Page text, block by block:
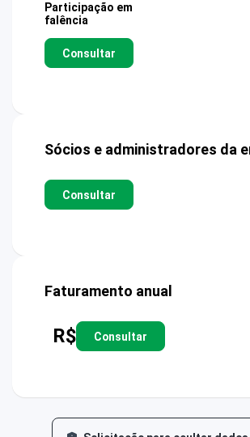
Participação em
falência
Consultar
Sócios e administradores da
Consultar
Faturamento anual
R$ Consultar